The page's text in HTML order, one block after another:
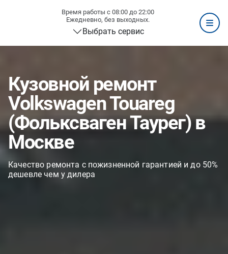
Время работы с 08:00 до 22:00
Ежедневно, без выходных.
Выбрать сервис
Кузовной ремонт
Volkswagen Touareg
(Фольксваген Таурег) в
Москве
Качество ремонта с пожизненной гарантией и до 50%
дешевле чем у дилера